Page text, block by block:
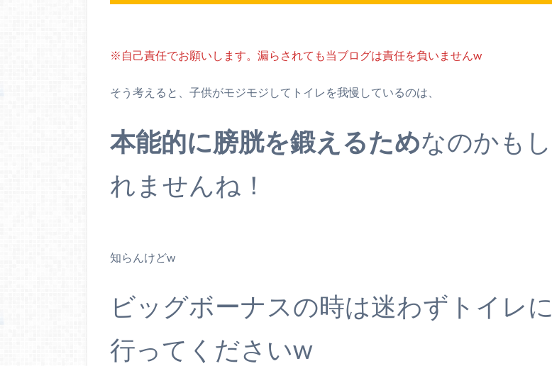
※自己責任でお願いします。漏らされても当ブログは責任を負いませんw
そう考えると、子供がモジモジしてトイレを我慢しているのは、
本能的に膀胱を鍛えるためなのかもし
れませんね！
知らんけどw
ビッグボーナスの時は迷わずトイレに
行ってくださいw